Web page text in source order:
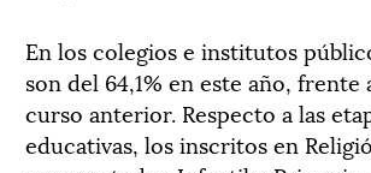
En los colegios e institutos
son del 64,1% en este año, frente
curso anterior. Respecto a las
educativas, los inscritos en